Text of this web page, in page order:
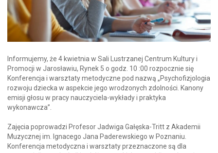
Informujemy, że 4 kwietnia w Sali Lustrzanej Centrum Kultury i
Promocji w Jarosławiu, Rynek 5 o godz. 10 :00 rozpocznie się
Konferencja i warsztaty metodyczne pod nazwą „Psychofizjologia
rozwoju dziecka w aspekcie jego wrodzonych zdolności. Kanony
emisji głosu w pracy nauczyciela-wykłady i praktyka
wykonawcza”.
Zajęcia poprowadzi Profesor Jadwiga Gałęska-Tritt z Akademii
Muzycznej im. Ignacego Jana Paderewskiego w Poznaniu.
Konferencja metodyczna i warsztaty przeznaczone są dla